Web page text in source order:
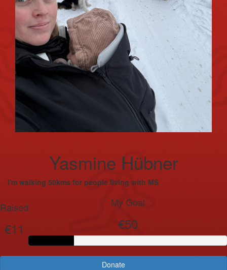
Yasmine Hübner
I'm walking 50kms for people living with MS
Raised
€11
My Goal
€50
Donate